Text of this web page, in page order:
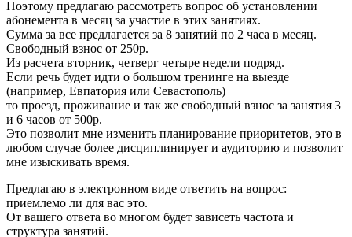
Поэтому предлагаю рассмотреть вопрос об установлении
абонемента в месяц за участие в этих занятиях.
Сумма за все предлагается за 8 занятий по 2 часа в месяц.
Свободный взнос от 250р.
Из расчета вторник, четверг четыре недели подряд.
Если речь будет идти о большом тренинге на выезде
(например, Евпатория или Севастополь)
то проезд, проживание и так же свободный взнос за занятия 3
и 6 часов от 500р.
Это позволит мне изменить планирование приоритетов, это в
любом случае более дисциплинирует и аудиторию и позволит
мне изыскивать время.
Предлагаю в электронном виде ответить на вопрос:
приемлемо ли для вас это.
От вашего ответа во многом будет зависеть частота и
структура занятий.